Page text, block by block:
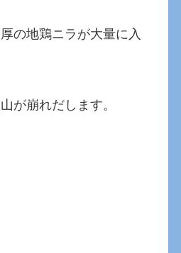
の地鶏ニラが大量に入
が崩れだします。